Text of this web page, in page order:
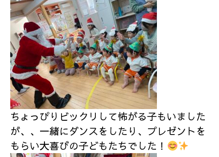
ちょっぴりビックリして怖がる子もいました
が、、一緒にダンスをしたり、プレゼントを
もらい大喜びの子どもたちでした！